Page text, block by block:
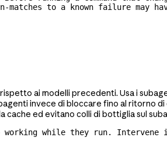
matches to a known failure may
ai modelli precedenti. Usa i
invece di bloccare fino al ritorno
ed evitano colli di bottiglia sul
working while they run.